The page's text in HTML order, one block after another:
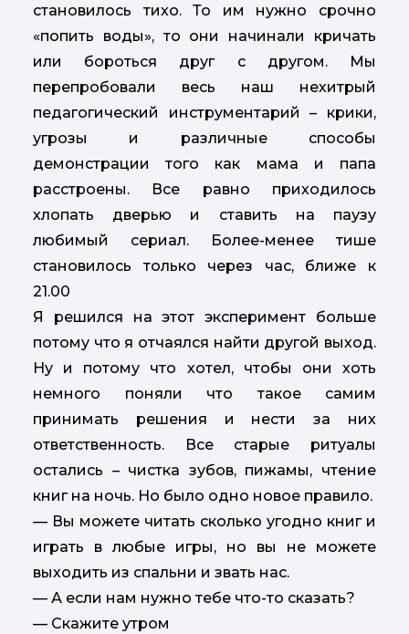
становилось тихо. То им нужно срочно
«попить воды», то они начинали кричать
или бороться друг с другом. Мы
перепробовали весь наш нехитрый
педагогический инструментарий – крики,
угрозы и различные способы
демонстрации того как мама и папа
расстроены. Все равно приходилось
хлопать дверью и ставить на паузу
любимый сериал. Более-менее тише
становилось только через час, ближе к
21.00
Я решился на этот эксперимент больше
потому что я отчаялся найти другой выход.
Ну и потому что хотел, чтобы они хоть
немного поняли что такое самим
принимать решения и нести за них
ответственность. Все старые ритуалы
остались – чистка зубов, пижамы, чтение
книг на ночь. Но было одно новое правило.
— Вы можете читать сколько угодно книг и
играть в любые игры, но вы не можете
выходить из спальни и звать нас.
— А если нам нужно тебе что-то сказать?
— Скажите утром